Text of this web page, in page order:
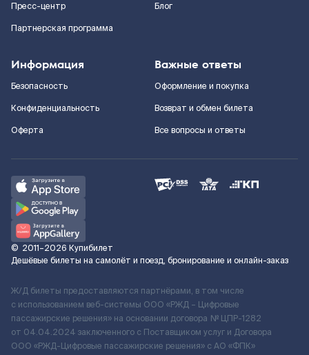
Пресс-центр
Партнерская программа
Блог
Информация
Безопасность
Конфиденциальность
Оферта
Важные ответы
Оформление и покупка
Возврат и обмен билета
Все вопросы и ответы
© 2011–2026 Купибилет
Дешёвые билеты на самолёт и поезд, бронирование и онлайн-заказ
Ж/Д билеты предоставляются партнёрами, в том числе
с использованием веб-системы ООО «РЖД – Цифровые
пассажирские решения» на основании договора № ЦПР-1282
от 04.04.2024 заключенного с Поставщиком услуг и Договора
ООО «РЖД-Цифровые пассажирские решения» c АО «ФПК»